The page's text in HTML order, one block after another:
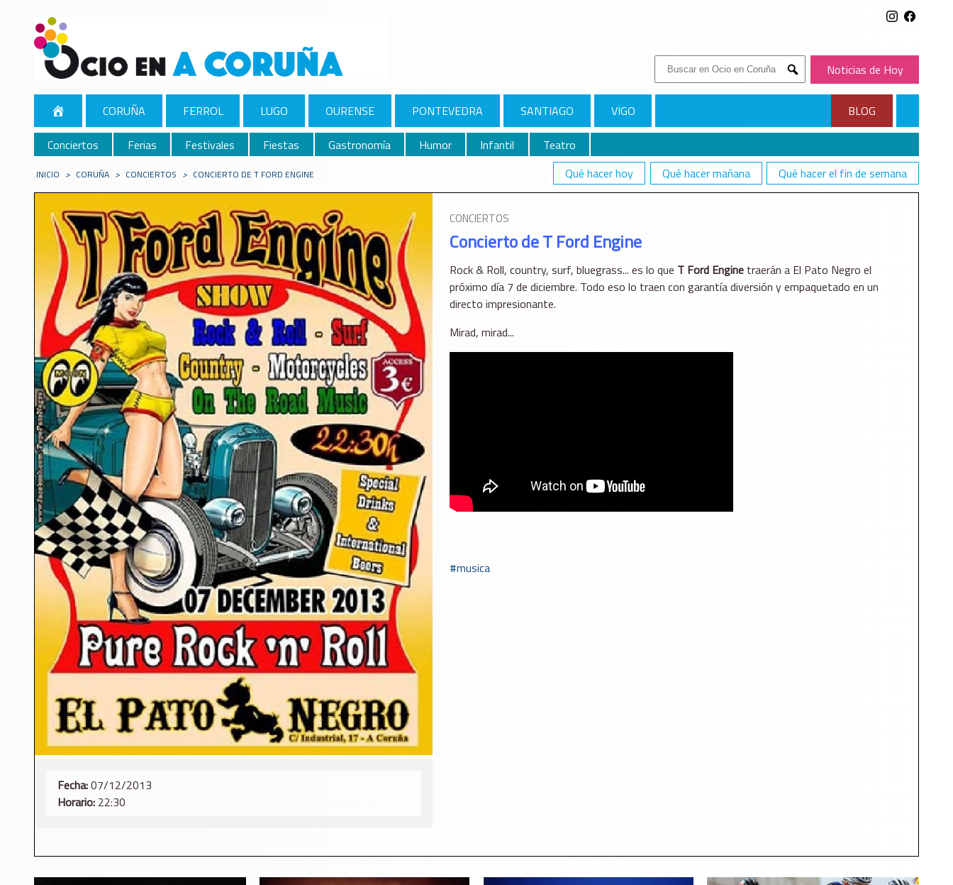
Buscar:
Submit
Noticias de Hoy
CORUÑA FERROL LUGO OURENSE PONTEVEDRA SANTIAGO VIGO
BLOG
Conciertos
Ferias Festivales Fiestas Gastronomía Humor Infantil
Teatro
Qué hacer hoy
Qué hacer mañana Qué hacer el fin de semana
INICIO > CORUÑA > CONCIERTOS > CONCIERTO DE T FORD ENGINE
Fecha:07/12/2013
Horario: 22:30
CONCIERTOS
Concierto de T Ford Engine
Rock & Roll, country, surf, bluegrass... es lo que T Ford Enginetraerán a El Pato Negro el
próximo día 7 de diciembre. Todo eso lo traen con garantía diversión y empaquetado en un
directo impresionante.
Mirad, mirad...
musica